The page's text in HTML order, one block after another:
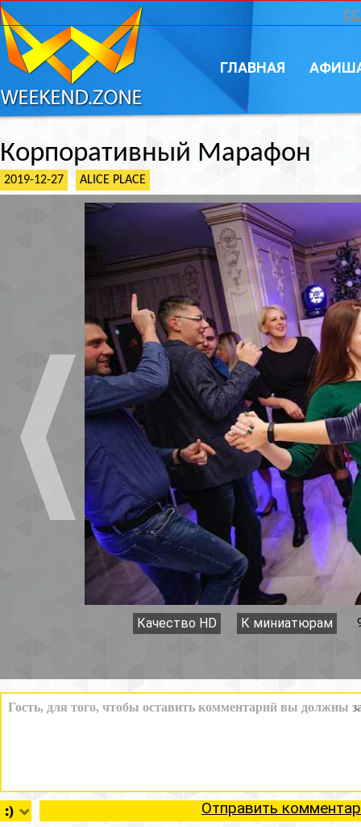
ГЛАВНАЯ
Корпоративный Марафон
2019-12-27 ALICE PLACE
Качество HD К миниатюрам
Отправить